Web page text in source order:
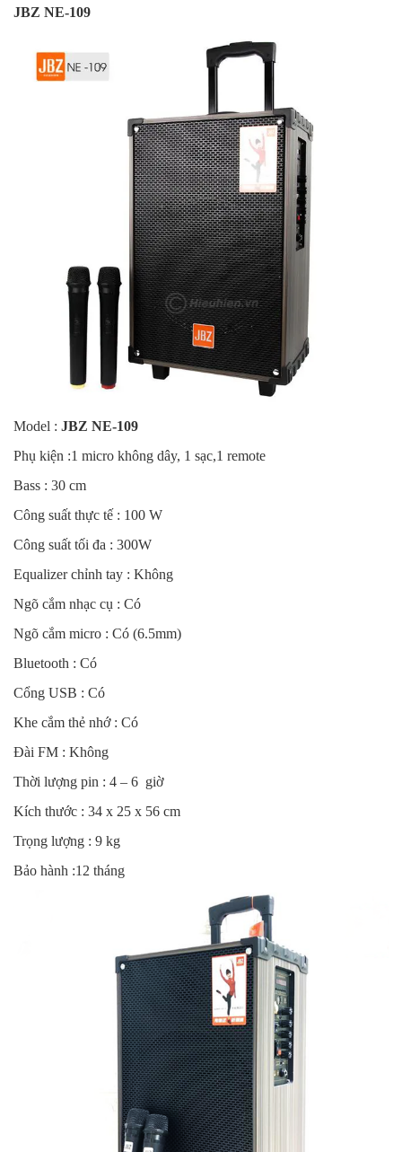
JBZ NE-109
Model : JBZ NE-109
Phụ kiện :1 micro không dây, 1 sạc,1 remote
Bass : 30 cm
Công suất thực tế : 100 W
Công suất tối đa : 300W
Equalizer chỉnh tay : Không
Ngõ cắm nhạc cụ : Có
Ngõ cắm micro : Có (6.5mm)
Bluetooth : Có
Cổng USB : Có
Khe cắm thẻ nhớ : Có
Đài FM : Không
Thời lượng pin : 4 – 6 giờ
Kích thước : 34 x 25 x 56 cm
Trọng lượng : 9 kg
Bảo hành :12 tháng